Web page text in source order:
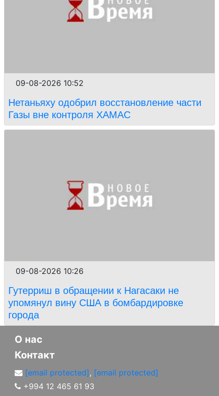
09-08-2026 10:52
Нетаньяху одобрил восстановление части
Газы вне контроля ХАМАС
09-08-2026 10:26
Гутерриш в обращении к Нагасаки не
упомянул вину США в бомбардировке
города
О нас
Контакт
[email protected], [email protected]
+994 12 465 61 93